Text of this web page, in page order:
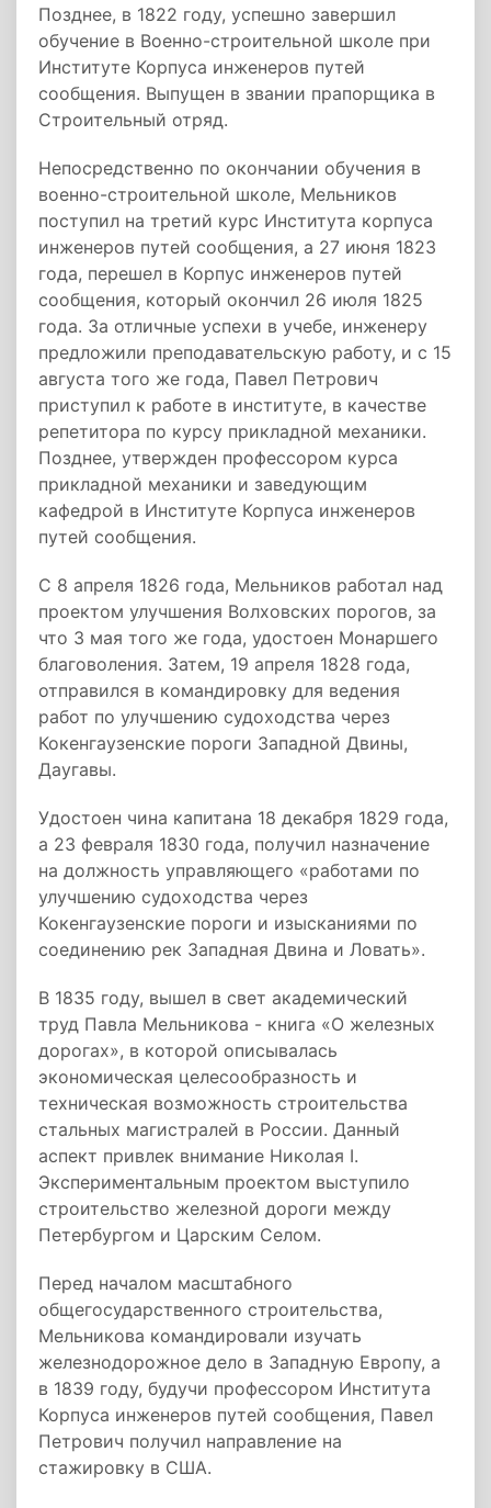
Позднее, в 1822 году, успешно завершил
обучение в Военно-строительной школе при
Институте Корпуса инженеров путей
сообщения. Выпущен в звании прапорщика в
Строительный отряд.
Непосредственно по окончании обучения в
военно-строительной школе, Мельников
поступил на третий курс Института корпуса
инженеров путей сообщения, а 27 июня 1823
года, перешел в Корпус инженеров путей
сообщения, который окончил 26 июля 1825
года. За отличные успехи в учебе, инженеру
предложили преподавательскую работу, и с 15
августа того же года, Павел Петрович
приступил к работе в институте, в качестве
репетитора по курсу прикладной механики.
Позднее, утвержден профессором курса
прикладной механики и заведующим
кафедрой в Институте Корпуса инженеров
путей сообщения.
С 8 апреля 1826 года, Мельников работал над
проектом улучшения Волховских порогов, за
что 3 мая того же года, удостоен Монаршего
благоволения. Затем, 19 апреля 1828 года,
отправился в командировку для ведения
работ по улучшению судоходства через
Кокенгаузенские пороги Западной Двины,
Даугавы.
Удостоен чина капитана 18 декабря 1829 года,
а 23 февраля 1830 года, получил назначение
на должность управляющего «работами по
улучшению судоходства через
Кокенгаузенские пороги и изысканиями по
соединению рек Западная Двина и Ловать».
В 1835 году, вышел в свет академический
труд Павла Мельникова - книга «О железных
дорогах», в которой описывалась
экономическая целесообразность и
техническая возможность строительства
стальных магистралей в России. Данный
аспект привлек внимание Николая I.
Экспериментальным проектом выступило
строительство железной дороги между
Петербургом и Царским Селом.
Перед началом масштабного
общегосударственного строительства,
Мельникова командировали изучать
железнодорожное дело в Западную Европу, а
в 1839 году, будучи профессором Института
Корпуса инженеров путей сообщения, Павел
Петрович получил направление на
стажировку в США.